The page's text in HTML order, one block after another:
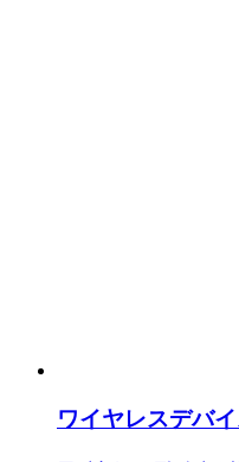
ワイヤレスデバ